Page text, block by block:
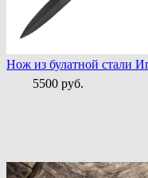
Нож из булатной стали
5500 руб.